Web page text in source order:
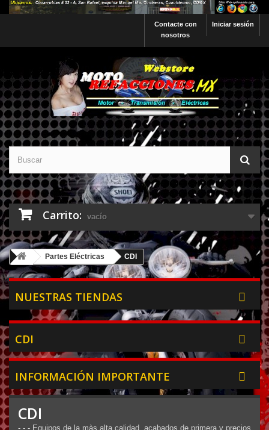
Iniciar sesión
Contacte con
nosotros
Carrito: vacío
Partes Eléctricas CDI
NUESTRAS TIENDAS
CDI
INFORMACIÓN IMPORTANTE
CDI
- - - Equipos de la màs alta calidad, acabados de primera y precios